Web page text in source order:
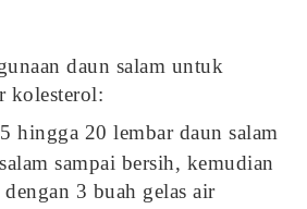
daun salam untuk
kolesterol:
hingga 20 lembar daun salam
sampai bersih, kemudian
3 buah gelas air